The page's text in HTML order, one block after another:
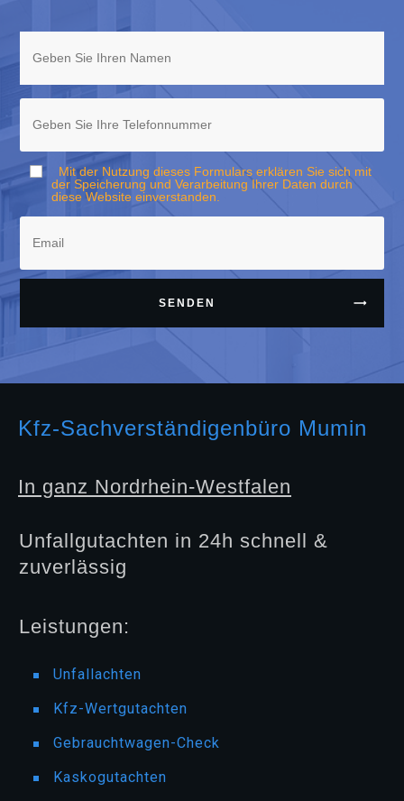
Mit der Nutzung dieses Formulars erklären Sie sich mit
der Speicherung und Verarbeitung Ihrer Daten durch
diese Website einverstanden.
SENDEN
Kfz-Sachverständigenbüro Mumin
In ganz Nordrhein-Westfalen
Unfallgutachten in 24h schnell &
zuverlässig
Leistungen:
Unfallachten
Kfz-Wertgutachten
Gebrauchtwagen-Check
Kaskogutachten